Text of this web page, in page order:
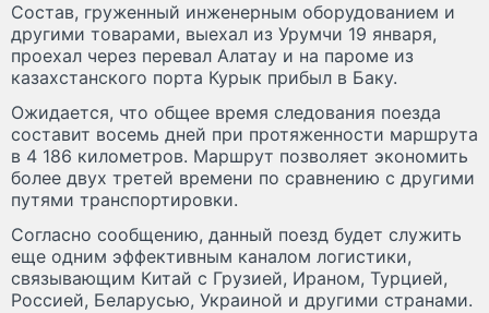
Состав, груженный инженерным оборудованием и
другими товарами, выехал из Урумчи 19 января,
проехал через перевал Алатау и на пароме из
казахстанского порта Курык прибыл в Баку.
Ожидается, что общее время следования поезда
составит восемь дней при протяженности маршрута
в 4 186 километров. Маршрут позволяет экономить
более двух третей времени по сравнению с другими
путями транспортировки.
Согласно сообщению, данный поезд будет служить
еще одним эффективным каналом логистики,
связывающим Китай с Грузией, Ираном, Турцией,
Россией, Беларусью, Украиной и другими странами.